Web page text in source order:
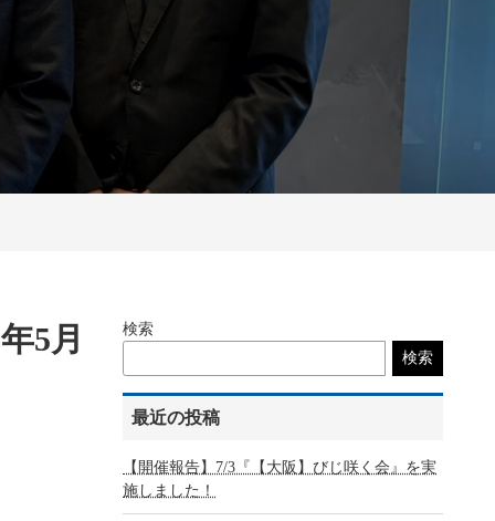
5月
検索
検索
最近の投稿
【開催報告】7/3『【大阪】びじ咲く会』を実
施しました！